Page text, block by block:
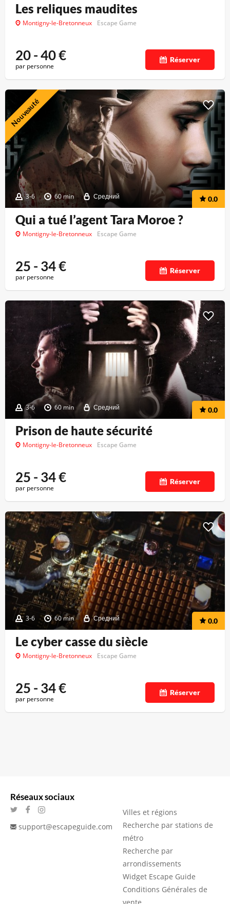
Les reliques maudites
Montigny-le-Bretonneux Escape Game
20 - 40€
par personne
Réserver
3-6 60 min Средний 0.0
Nouveauté
Qui a tué l’agent Tara Moroe ?
Montigny-le-Bretonneux Escape Game
25 - 34€
par personne
Réserver
3-6 60 min Средний 0.0
Prison de haute sécurité
Montigny-le-Bretonneux Escape Game
25 - 34€
par personne
Réserver
3-6 60 min Средний 0.0
Le cyber casse du siècle
Montigny-le-Bretonneux Escape Game
25 - 34€
par personne
Réserver
Réseaux sociaux
support@escapeguide.com
Villes et régions
Recherche par stations de
métro
Recherche par
arrondissements
Widget Escape Guide
Conditions Générales de